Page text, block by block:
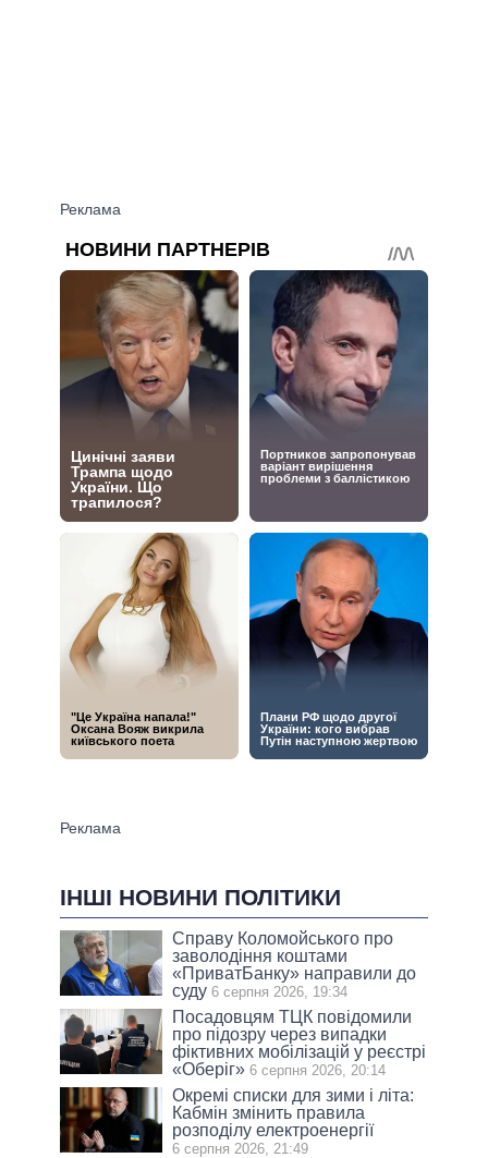
ІНШІ НОВИНИ ПОЛІТИКИ
Справу Коломойського про
заволодіння коштами
«ПриватБанку» направили до
суду 6 серпня 2026, 19:34
Посадовцям ТЦК повідомили
про підозру через випадки
фіктивних мобілізацій у реєстрі
«Оберіг» 6 серпня 2026, 20:14
Окремі списки для зими і літа:
Кабмін змінить правила
розподілу електроенергії
6 серпня 2026, 21:49